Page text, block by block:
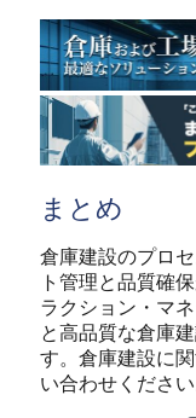
まとめ
倉庫建設のプロ
ト管理と品質確
ラクション・マ
と高品質な倉庫
す。倉庫建設に
い合わせください